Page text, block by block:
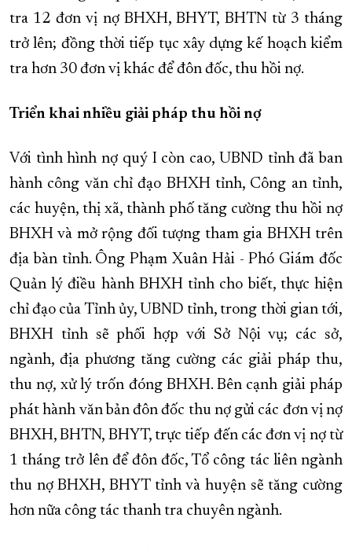
tra 12 đơn vị nợ BHXH, BHYT, BHTN từ 3 tháng
trở lên; đồng thời tiếp tục xây dựng kế hoạch kiểm
tra hơn 30 đơn vị khác để đôn đốc, thu hồi nợ.
Triển khai nhiều giải pháp thu hồi nợ
Với tình hình nợ quý I còn cao, UBND tỉnh đã ban
hành công văn chỉ đạo BHXH tỉnh, Công an tỉnh,
các huyện, thị xã, thành phố tăng cường thu hồi nợ
BHXH và mở rộng đối tượng tham gia BHXH trên
địa bàn tỉnh. Ông Phạm Xuân Hải - Phó Giám đốc
Quản lý điều hành BHXH tỉnh cho biết, thực hiện
chỉ đạo của Tỉnh ủy, UBND tỉnh, trong thời gian tới,
BHXH tỉnh sẽ phối hợp với Sở Nội vụ; các sở,
ngành, địa phương tăng cường các giải pháp thu,
thu nợ, xử lý trốn đóng BHXH. Bên cạnh giải pháp
phát hành văn bản đôn đốc thu nợ gửi các đơn vị nợ
BHXH, BHTN, BHYT, trực tiếp đến các đơn vị nợ từ
1 tháng trở lên để đôn đốc, Tổ công tác liên ngành
thu nợ BHXH, BHYT tỉnh và huyện sẽ tăng cường
hơn nữa công tác thanh tra chuyên ngành.